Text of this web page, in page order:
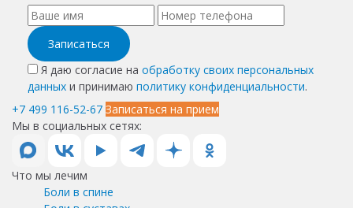
Записаться
Я даю согласие на обработку своих персональных
данных и принимаю политику конфиденциальности.
+7 499 116-52-67 Записаться на прием
Мы в социальных сетях:
Что мы лечим
Боли в спине